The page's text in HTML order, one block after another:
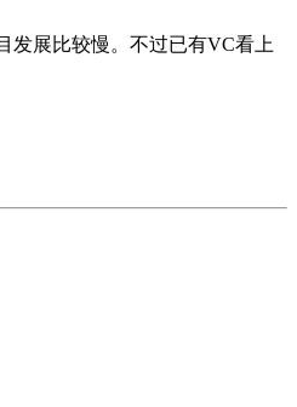
发展比较慢。不过已有VC看上